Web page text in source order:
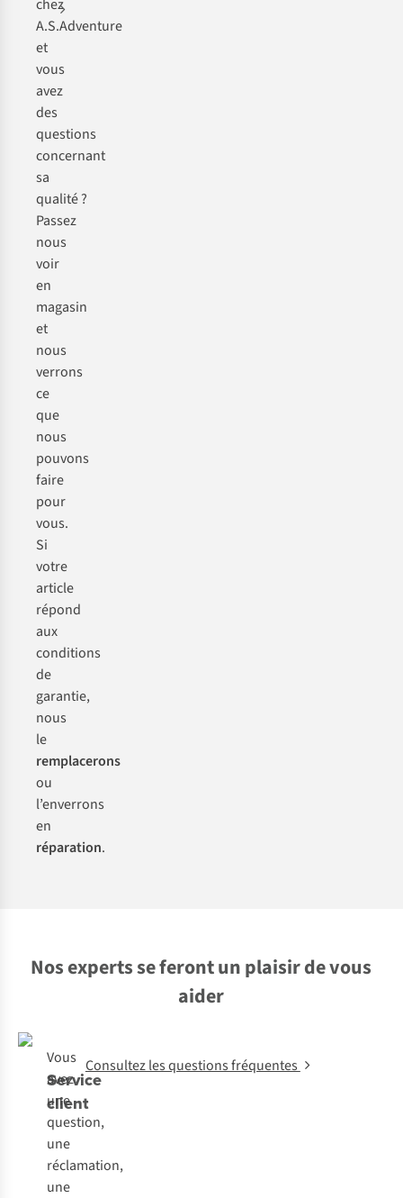
chez
A.S.Adventure
et
vous
avez
des
questions
concernant
sa
qualité ?
Passez
nous
voir
en
magasin
et
nous
verrons
ce
que
nous
pouvons
faire
pour
vous.
Si
votre
article
répond
aux
conditions
de
garantie,
nous
le
remplacerons
ou
l’enverrons
en
réparation.
Nos experts se feront un plaisir de vous
aider
Service
client
Vous
avez
une
question,
une
réclamation,
une
Consultez les questions fréquentes